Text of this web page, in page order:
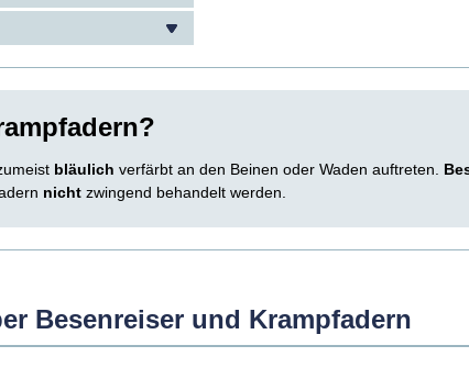
bläulich verfärbt an den Beinen oder Waden auftreten.
nicht zwingend behandelt werden.
Besenreiser und Krampfadern